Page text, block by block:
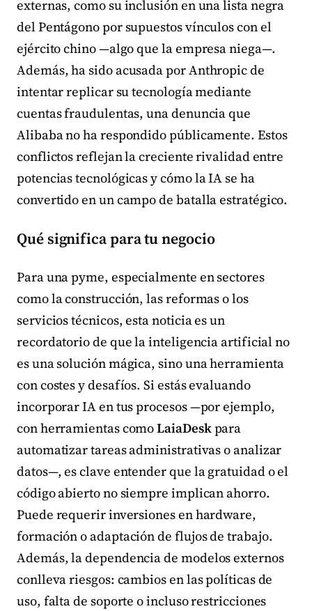
externas, como su inclusión en una lista negra
del Pentágono por supuestos vínculos con el
ejército chino —algo que la empresa niega—.
Además, ha sido acusada por Anthropic de
intentar replicar su tecnología mediante
cuentas fraudulentas, una denuncia que
Alibaba no ha respondido públicamente. Estos
conflictos reflejan la creciente rivalidad entre
potencias tecnológicas y cómo la IA se ha
convertido en un campo de batalla estratégico.
Qué significa para tu negocio
Para una pyme, especialmente en sectores
como la construcción, las reformas o los
servicios técnicos, esta noticia es un
recordatorio de que la inteligencia artificial no
es una solución mágica, sino una herramienta
con costes y desafíos. Si estás evaluando
incorporar IA en tus procesos —por ejemplo,
con herramientas comoLaiaDeskpara
automatizar tareas administrativas o analizar
datos—, es clave entender que la gratuidad o el
código abierto no siempre implican ahorro.
Puede requerir inversiones en hardware,
formación o adaptación de flujos de trabajo.
Además, la dependencia de modelos externos
conlleva riesgos: cambios en las políticas de
uso, falta de soporte o incluso restricciones